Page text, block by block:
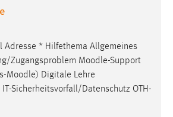
Adresse * Hilfethema Allgemeines
Zugangsproblem Moodle-Support
Moodle) Digitale Lehre
Sicherheitsvorfall/Datenschutz OTH-